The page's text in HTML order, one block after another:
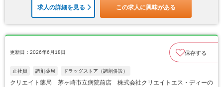
求人の詳細を見る この求人に興味がある
更新日：2026年6月18日 保存する
正社員 調剤薬局 ドラッグストア（調剤併設）
クリエイト薬局 茅ヶ崎市立病院前店 株式会社クリエイトエス・ディーの